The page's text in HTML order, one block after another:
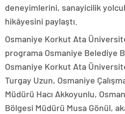
deneyimlerini, sanayicilik
hikâyesini paylaştı.
Osmaniye Korkut Ata
programa Osmaniye Belediye
Osmaniye Korkut Ata
Turgay Uzun, Osmaniye
Müdürü Hacı Akkoyunlu,
Bölgesi Müdürü Musa Gönül,